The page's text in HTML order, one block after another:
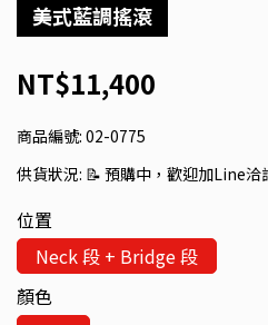
美式藍調搖滾
NT$11,400
商品編號: 02-0775
供貨狀況: 📝 預購中，歡迎加Line洽
位置
Neck 段 + Bridge 段
顏色